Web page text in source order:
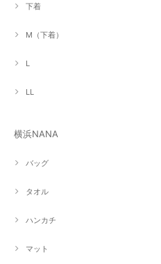
下着
M（下着）
L
LL
横浜NANA
バッグ
タオル
ハンカチ
マット